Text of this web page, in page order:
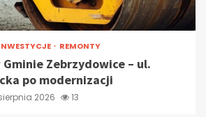
REMONTY
Zebrzydowice – ul.
po modernizacji
2026 13